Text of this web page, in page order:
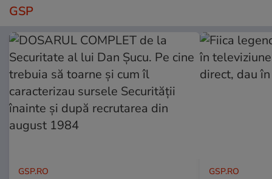
GSP
GSP.RO GSP.RO